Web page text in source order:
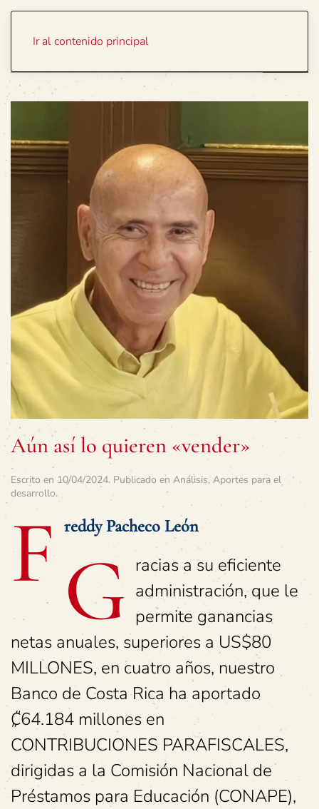
Ir al contenido principal
Aún así lo quieren «vender»
Escrito en 10/04/2024. Publicado en Análisis, Aportes para el
desarrollo.
F reddy Pacheco León
G racias a su eficiente
administración, que le
permite ganancias
netas anuales, superiores a US$80
MILLONES, en cuatro años, nuestro
Banco de Costa Rica ha aportado
₡64.184 millones en
CONTRIBUCIONES PARAFISCALES,
dirigidas a la Comisión Nacional de
Préstamos para Educación (CONAPE),